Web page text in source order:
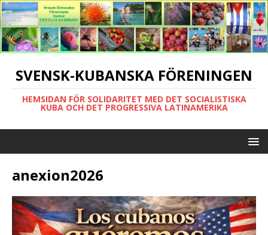
SVENSK-KUBANSKA FÖRENINGEN
HEMSIDAN FÖR SOLIDARITET MED DET SOCIALISTISKA
KUBA OCH DET PROGRESSIVA LATINAMERIKA
anexion2026